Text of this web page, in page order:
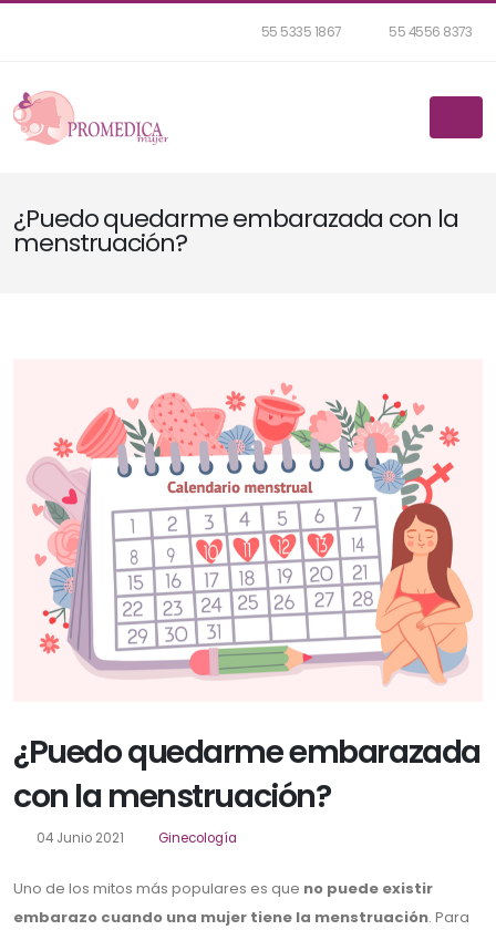
55 5335 1867 55 4556 8373
¿Puedo quedarme embarazada con la
menstruación?
¿Puedo quedarme embarazada
con la menstruación?
04 Junio 2021 Ginecología
Uno de los mitos más populares es que no puede existir
embarazo cuando una mujer tiene la menstruación. Para